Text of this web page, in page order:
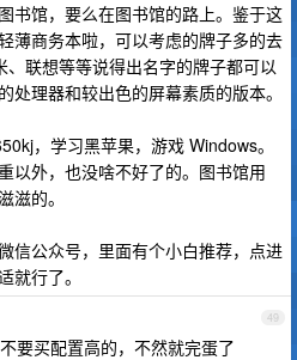
书馆，要么在图书馆的路上。鉴于这
薄商务本啦，可以考虑的牌子多的去
联想等等说得出名字的牌子都可以
处理器和较出色的屏幕素质的版本。
，学习黑苹果，游戏 Windows。
以外，也没啥不好了的。图书馆用
滋的。
信公众号，里面有个小白推荐，点进
就行了。
49
要买配置高的，不然就完蛋了